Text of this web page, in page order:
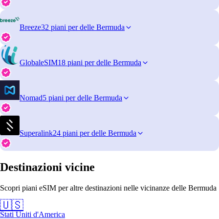
Breeze32 piani per delle Bermuda
GlobaleSIM18 piani per delle Bermuda
Nomad5 piani per delle Bermuda
Superalink24 piani per delle Bermuda
Destinazioni vicine
Scopri piani eSIM per altre destinazioni nelle vicinanze delle Bermuda
🇺🇸
Stati Uniti d'America